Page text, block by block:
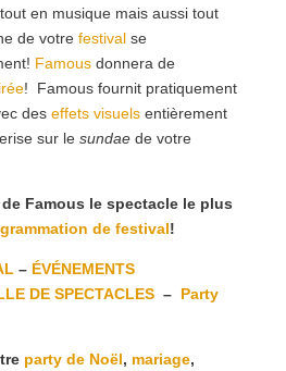
en musique mais aussi tout
de votre festivalse
Famousdonnera de
! Famous fournit pratiquement
des effets visuelsentièrement
sur le sundaede votre
de Famous le spectacle le plus
de festival!
– ÉVÉNEMENTS
DE SPECTACLES– Party
party de Noël, mariage,